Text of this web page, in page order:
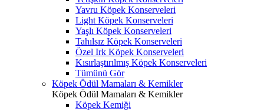
Yavru Köpek Konserveleri
Light Köpek Konserveleri
Yaşlı Köpek Konserveleri
Tahılsız Köpek Konserveleri
Özel Irk Köpek Konserveleri
Kısırlaştırılmış Köpek Konserveleri
Tümünü Gör
Köpek Ödül Mamaları & Kemikler
Köpek Ödül Mamaları & Kemikler
Köpek Kemiği